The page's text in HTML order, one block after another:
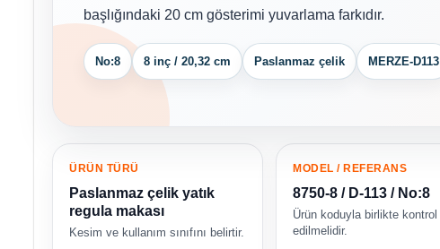
başlığındaki 20 cm gösterimi yuvarlama farkıdır.
No:8 8 inç / 20,32 cm Paslanmaz çelik MERZE-D113
ÜRÜN TÜRÜ
Paslanmaz çelik yatık
regula makası
Kesim ve kullanım sınıfını belirtir.
MODEL / REFERANS
8750-8 / D-113 / No:8
Ürün koduyla birlikte kontrol
edilmelidir.